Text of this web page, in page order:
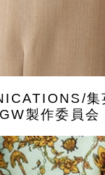
集
製作委員会